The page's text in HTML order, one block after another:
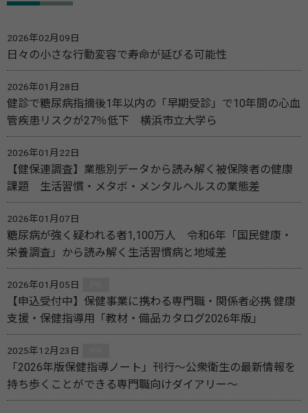
2026年02月09日
日々の小さな行動変容で寿命が延びる可能性
2026年01月28日
健診で糖尿病指摘後1年以内の「早期受診」で10年間の心血
管疾患リスクが27％低下 横浜市立大学ら
2026年01月22日
【健保連調査】業態別データから読み解く被保険者の健康
課題 生活習慣・メタボ・メンタルヘルスの業態差
2026年01月07日
糖尿病が強く疑われる者1,100万人 令和6年「国民健康・
栄養調査」から読み解く生活習慣病と地域差
2026年01月05日
【申込受付中】保健事業に携わる専門職・関係者必携 健康
支援・保健指導用「教材・備品カタログ2026年版」
2025年12月23日
「2026年版保健指導ノート」刊行～公衆衛生の最新情報を
持ち歩くことができる専門職向けダイアリー～